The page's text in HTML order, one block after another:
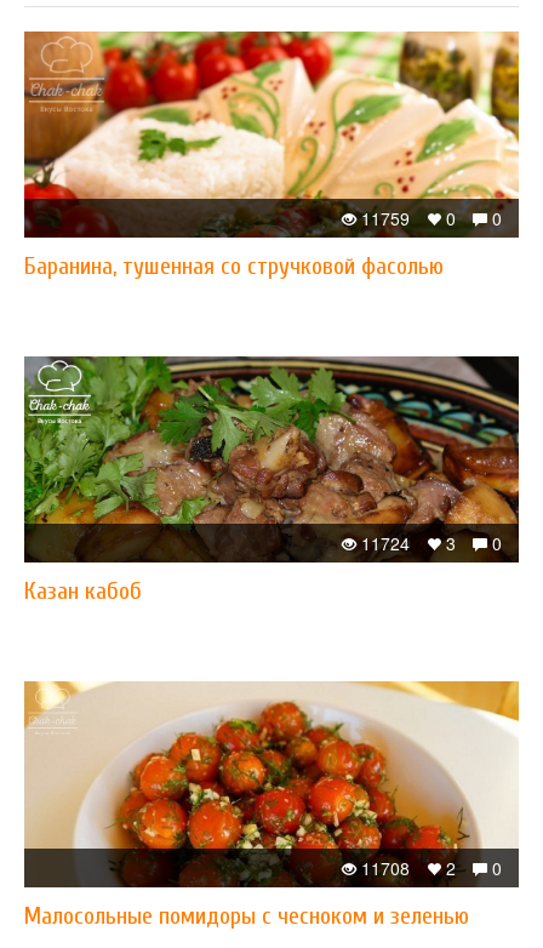
0
0
11759
Баранина, тушенная со стручковой фасолью
0
3
11724
Казан кабоб
0
2
11708
Малосольные помидоры с чесноком и зеленью